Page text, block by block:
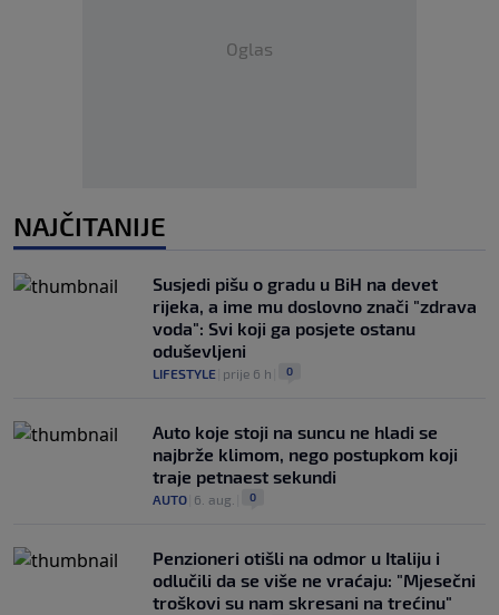
Oglas
NAJČITANIJE
Susjedi pišu o gradu u BiH na devet
rijeka, a ime mu doslovno znači "zdrava
voda": Svi koji ga posjete ostanu
oduševljeni
LIFESTYLE prije 6 h 0
Auto koje stoji na suncu ne hladi se
najbrže klimom, nego postupkom koji
traje petnaest sekundi
AUTO 6. aug. 0
Penzioneri otišli na odmor u Italiju i
odlučili da se više ne vraćaju: "Mjesečni
troškovi su nam skresani na trećinu"